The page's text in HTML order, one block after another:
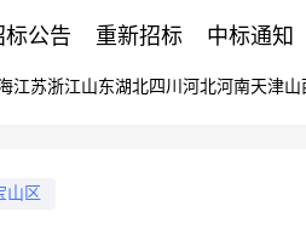
标公告 重新招标 中标通知
江苏浙江山东湖北四川 河北河南天津山
山区